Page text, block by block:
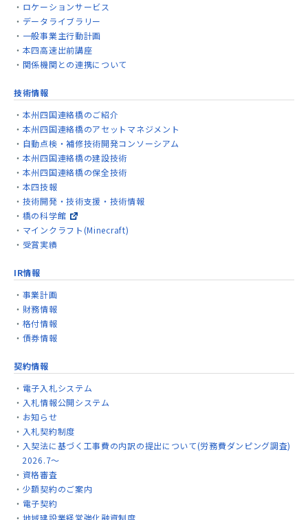
ロケーションサービス
データライブラリー
一般事業主行動計画
本四高速出前講座
関係機関との連携について
技術情報
本州四国連絡橋のご紹介
本州四国連絡橋のアセットマネジメント
自動点検・補修技術開発コンソーシアム
本州四国連絡橋の建設技術
本州四国連絡橋の保全技術
本四技報
技術開発・技術支援・技術情報
橋の科学館
マインクラフト(Minecraft)
受賞実績
IR情報
事業計画
財務情報
格付情報
債券情報
契約情報
電子入札システム
入札情報公開システム
お知らせ
入札契約制度
入契法に基づく工事費の内訳の提出について(労務費ダンピング調査)
2026.7～
資格審査
少額契約のご案内
電子契約
地域建設業経営強化融資制度